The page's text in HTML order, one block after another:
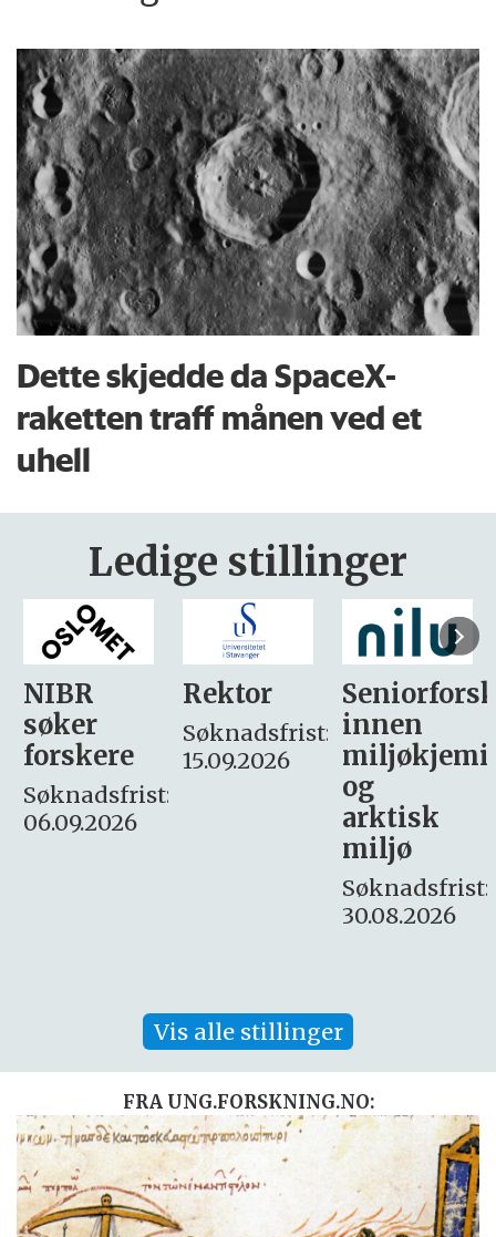
Dette skjedde da SpaceX-
raketten traff månen ved et
uhell
Ledige stillinger
Rektor
Søknadsfrist:
15.09.2026
Seniorforsker
innen
miljøkjemi
søker
– fast
Søknadsfrist:
16. august.
Vis alle stillinger
FRA UNG.FORSKNING.NO: